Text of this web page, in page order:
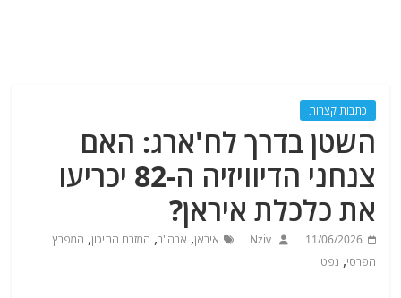
כתבות קצרות
השטן בדרך לח'ארג: האם
צנחני הדיוויזיה ה-82 יכריעו
את כלכלת איראן?
11/06/2026
Nziv איראן, ארה"ב, המזרח התיכון, המפרץ
הפרסי, נפט